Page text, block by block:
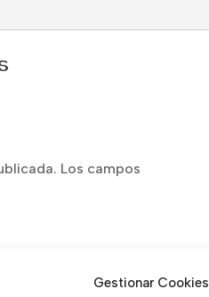
Gestionar Cookies
Los campos